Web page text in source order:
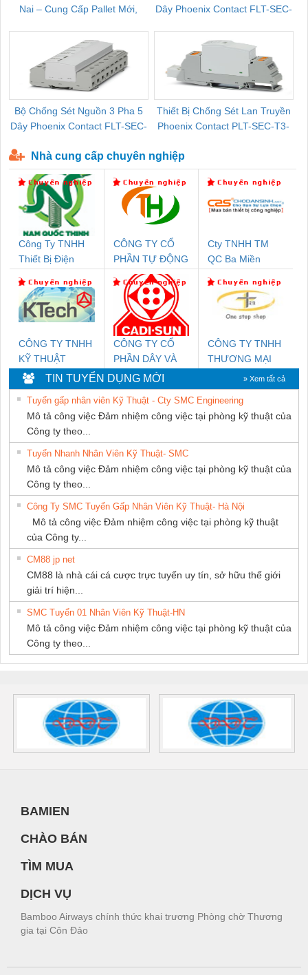
Nai – Cung Cấp Pallet Mới,
Dây Phoenix Contact FLT-SEC-
Bộ Chống Sét Nguồn 3 Pha 5
Dây Phoenix Contact FLT-SEC-
Thiết Bị Chống Sét Lan Truyền
Phoenix Contact PLT-SEC-T3-
Nhà cung cấp chuyên nghiệp
Công Ty TNHH
Thiết Bị Điện
CÔNG TY CỔ
PHẦN TỰ ĐỘNG
TIẾN HƯNG
Cty TNHH TM
QC Ba Miền
CÔNG TY TNHH
KỸ THUẬT
KTECH VIỆT
NAM
CÔNG TY CỔ
PHẦN DÂY VÀ
CÁP ĐIỆN
THƯỢNG ĐÌNH
CÔNG TY TNHH
THƯƠNG MẠI
THIÊN ÂN VIỆT
NAM
TIN TUYỂN DỤNG MỚI » Xem tất cả
Tuyển gấp nhân viên Kỹ Thuật - Cty SMC Engineering
Mô tả công việc Đảm nhiệm công việc tại phòng kỹ thuật của
Công ty theo...
Tuyển Nhanh Nhân Viên Kỹ Thuật- SMC
Mô tả công việc Đảm nhiệm công việc tại phòng kỹ thuật của
Công ty theo...
Công Ty SMC Tuyển Gấp Nhân Viên Kỹ Thuật- Hà Nội
Mô tả công việc Đảm nhiệm công việc tại phòng kỹ thuật
của Công ty...
CM88 jp net
CM88 là nhà cái cá cược trực tuyến uy tín, sở hữu thế giới
giải trí hiện...
SMC Tuyển 01 Nhân Viên Kỹ Thuật-HN
Mô tả công việc Đảm nhiệm công việc tại phòng kỹ thuật của
Công ty theo...
BAMIEN
CHÀO BÁN
TÌM MUA
DỊCH VỤ
Bamboo Airways chính thức khai trương Phòng chờ Thương
gia tại Côn Đảo